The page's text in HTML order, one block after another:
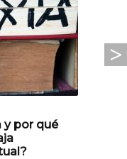
y por qué